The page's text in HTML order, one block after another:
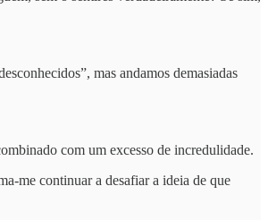
mas andamos demasiadas
com um excesso de incredulidade.
me continuar a desafiar a ideia de que